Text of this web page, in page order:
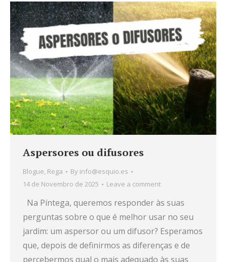
Aspersores ou difusores
Blogue, Rega By info@esquio.es
14 de Novembro de 2025
Leave a comment
Na Píntega, queremos responder às suas
perguntas sobre o que é melhor usar no seu
jardim: um aspersor ou um difusor? Esperamos
que, depois de definirmos as diferenças e de
percebermos qual o mais adequado às suas